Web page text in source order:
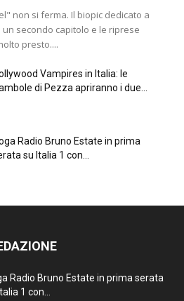
non si ferma. Il biopic dedicato a
un secondo capitolo e le riprese
presto....
Vampires in Italia: le
di Pezza apriranno i due...
Radio Bruno Estate in prima
su Italia 1 con...
Radio Bruno Estate in prima serata
1 con...